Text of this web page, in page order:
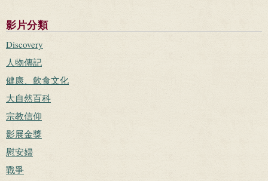
影片分類
Discovery
人物傳記
健康、飲食文化
大自然百科
宗教信仰
影展金獎
慰安婦
戰爭